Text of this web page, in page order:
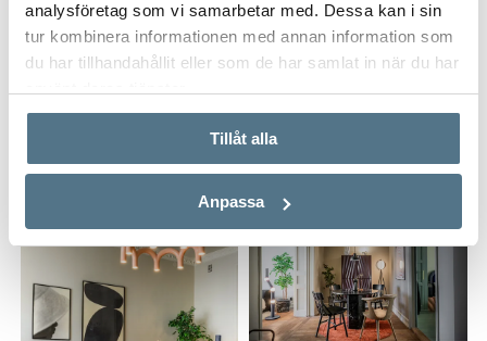
analysföretag som vi samarbetar med. Dessa kan i sin
tur kombinera informationen med annan information som
du har tillhandahållit eller som de har samlat in när du har
Tillåt alla
Anpassa
Ange ditt postnummer (5 siffror utan mellanslag)